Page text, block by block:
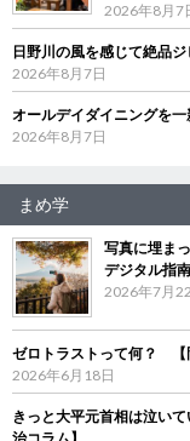
2026年8月7
日野川の風を感じて絶品
2026年8月7日
オールデイダイニングを
2026年8月7日
まめ学
写真に埋ま
デジタル指南
2026年7月
ゼロトラストって何？ 【
2026年6月18日
きっと大平元首相は泣い